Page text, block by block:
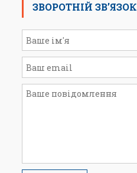
ЗВОРОТНІЙ ЗВ’ЯЗОК